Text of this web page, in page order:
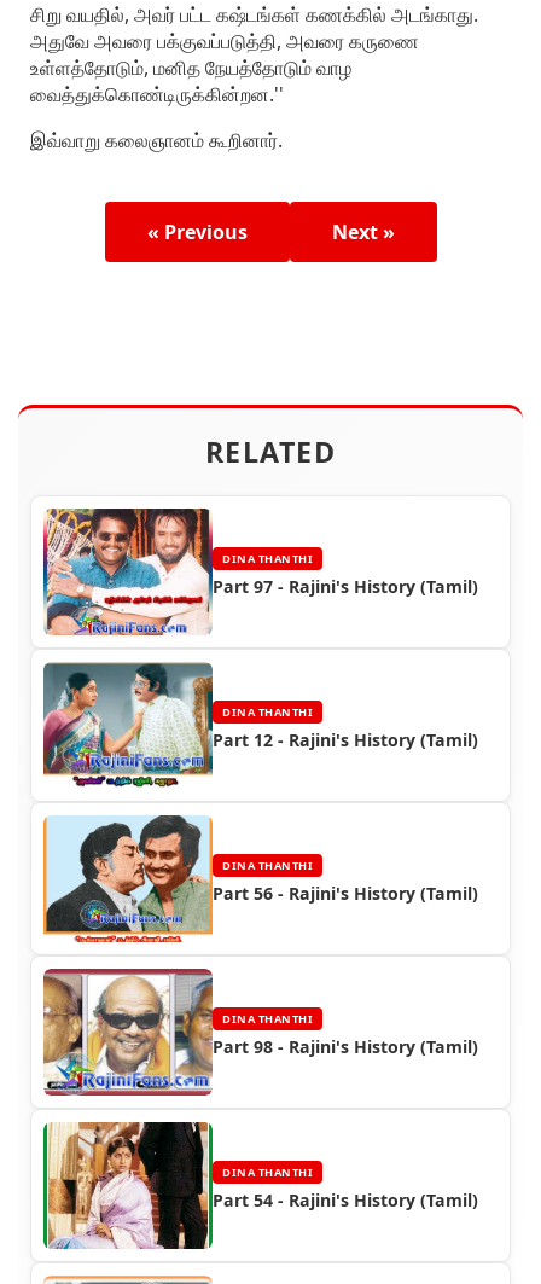
சிறு வயதில், அவர் பட்ட கஷ்டங்கள் கணக்கில் அடங்காது.
அதுவே அவரை பக்குவப்படுத்தி, அவரை கருணை
உள்ளத்தோடும், மனித நேயத்தோடும் வாழ
வைத்துக்கொண்டிருக்கின்றன.''
இவ்வாறு கலைஞானம் கூறினார்.
« Previous Next »
RELATED
DINA THANTHI
Part 97 - Rajini's History (Tamil)
DINA THANTHI
Part 12 - Rajini's History (Tamil)
DINA THANTHI
Part 56 - Rajini's History (Tamil)
DINA THANTHI
Part 98 - Rajini's History (Tamil)
DINA THANTHI
Part 54 - Rajini's History (Tamil)